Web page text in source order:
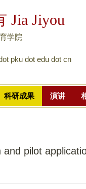
主
分
Jia Jiyou
学院
pku dot edu dot cn
科研成果 演讲
pilot